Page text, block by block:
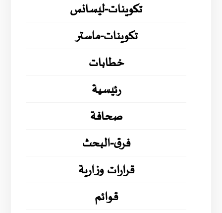
تكوينات-ليسانس
تكوينات-ماستر
خطابات
رئيسية
صحافة
فرق-البحث
قرارات وزارية
قوائم